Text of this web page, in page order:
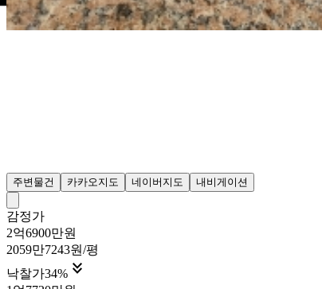
주변물건 카카오지도 네이버지도 내비게이션
감정가
2억6900만원
2059만7243원/평
낙찰가34% 